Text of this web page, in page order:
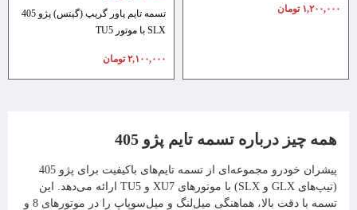
۱,۲۰۰,۰۰۰ تومان
تسمه تایم پاور گریپ (گیتس) پژو 405
SLX با موتور TU5
۲,۱۰۰,۰۰۰ تومان
همه چیز درباره تسمه تایم پژو 405
پیشران خودرو مجموعه‌ای از تسمه تایم‌های باکیفیت برای پژو 405
(تیپ‌های GLX و SLX) با موتورهای XU7 و TU5 ارائه می‌دهد. این
تسمه با دقت بالا، هماهنگی میل‌لنگ و میل‌سوپاپ را در موتورهای 8 و